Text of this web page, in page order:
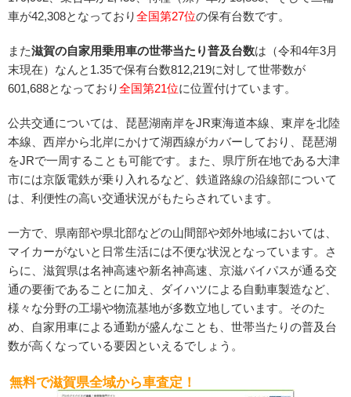
車が42,308となっており全国第27位の保有台数です。
また滋賀の自家用乗用車の世帯当たり普及台数は（令和4年3月
末現在）なんと1.35で保有台数812,219に対して世帯数が
601,688となっており全国第21位に位置付けています。
公共交通については、琵琶湖南岸をJR東海道本線、東岸を北陸
本線、西岸から北岸にかけて湖西線がカバーしており、琵琶湖
をJRで一周することも可能です。また、県庁所在地である大津
市には京阪電鉄が乗り入れるなど、鉄道路線の沿線部について
は、利便性の高い交通状況がもたらされています。
一方で、県南部や県北部などの山間部や郊外地域においては、
マイカーがないと日常生活には不便な状況となっています。さ
らに、滋賀県は名神高速や新名神高速、京滋バイパスが通る交
通の要衝であることに加え、ダイハツによる自動車製造など、
様々な分野の工場や物流基地が多数立地しています。そのた
め、自家用車による通勤が盛んなことも、世帯当たりの普及台
数が高くなっている要因といえるでしょう。
無料で滋賀県全域から車査定！